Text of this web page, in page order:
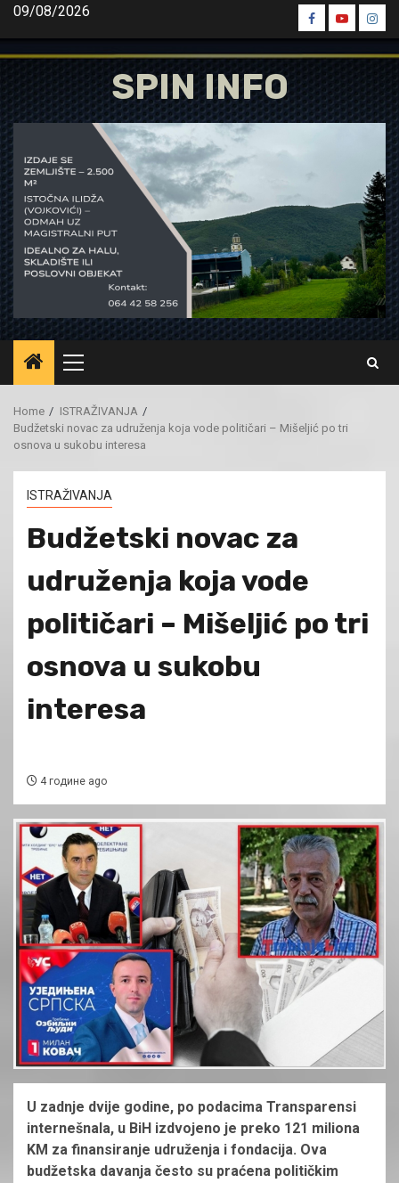
Skip
content
09/08/2026
Spin
Facebook
Spin
Youtube
Spin
SPIN INFO
Primary
Menu
Home
ISTRAŽIVANJA
Budžetski novac za udruženja koja vode političari – Mišeljić po tri
osnova u sukobu interesa
ISTRAŽIVANJA
Budžetski novac za
udruženja koja vode
političari – Mišeljić po tri
osnova u sukobu
interesa
4 године ago
U zadnje dvije godine, po podacima Transparensi
internešnala, u BiH izdvojeno je preko 121 miliona
KM za finansiranje udruženja i fondacija. Ova
budžetska davanja često su praćena političkim